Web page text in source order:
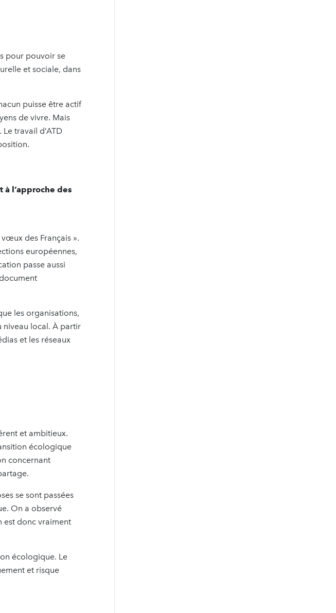
pour pouvoir se
et sociale, dans
puisse être actif
de vivre. Mais
travail d’ATD
l’approche des
des Français ».
européennes,
passe aussi
les organisations,
niveau local. À partir
et les réseaux
et ambitieux.
écologique
concernant
se sont passées
On a observé
est donc vraiment
écologique. Le
et risque